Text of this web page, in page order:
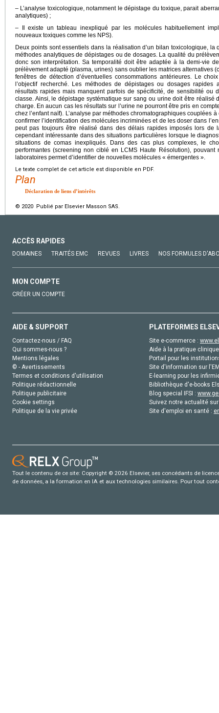
– L’analyse toxicologique, notamment le dépistage du toxique, parait
analytiques) ;
– Il existe un tableau inexpliqué par les molécules habituellement
nouveaux toxiques comme les NPS).
Deux points sont essentiels dans la réalisation d’un bilan toxicologique,
méthodes analytiques de dépistages ou de dosages. La qualité du
donc son interprétation. Sa temporalité doit être adaptée à la demi-vie
prélèvement adapté (plasma, urines) sans oublier les matrices alternatives
fenêtres de détection d’éventuelles consommations antérieures. Le
l’objectif recherché. Les méthodes de dépistages ou dosages rapides
résultats rapides mais manquent parfois de spécificité, de sensibilité ou
classe. Ainsi, le dépistage systématique sur sang ou urine doit être réalisé
charge. En aucun cas les résultats sur l’urine ne pourront être pris en
chez l’enfant naïf). L’analyse par méthodes chromatographiques couplées
confirmer l’identification des molécules incriminées et de les doser dans
peut pas toujours être réalisé dans des délais rapides imposés lors de
cependant intéressante dans des situations particulières lorsque le
situations de comas inexpliqués. Dans des cas plus complexes, le
performantes (screening non ciblé en LCMS Haute Résolution), pouvant
laboratoires permet d’identifier de nouvelles molécules « émergentes ».
Le texte complet de cet article est disponible en PDF.
Plan
Déclaration de liens d’intérêts
© 2020 Publié par Elsevier Masson SAS.
ACCÈS RAPIDES
DOMAINES TRAITÉS EMC REVUES LIVRES NOS FORMULES
MON COMPTE
CRÉER UN COMPTE
AIDE & SUPPORT
Contactez-nous / FAQ
Qui sommes-nous ?
Mentions légales
© - Avertissements
Termes et conditions d'utilisation
Politique rédactionnelle
Politique publicitaire
Cookie settings
Politique de la vie privée
PLATEFORMES
Site e-commerce :
Aide à la pratique
Portail pour les
Site d'information sur
E-learning pour les
Bibliothèque d'e-books
Blog special IFSI :
Suivez notre actualité
Site d'emploi en santé :
Tout le contenu de ce site: Copyright © 2026 Elsevier, ses concédants de
de données, a la formation en IA et aux technologies similaires. Pour tout